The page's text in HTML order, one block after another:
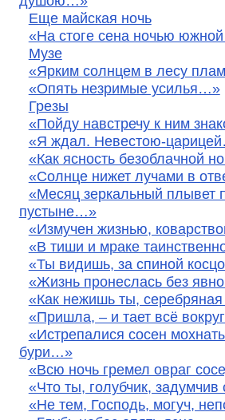
Еще майская ночь
«На стоге сена ночью
Музе
«Ярким солнцем в лесу
«Опять незримые усилья…»
Грезы
«Пойду навстречу к ним
«Я ждал. Невестою-
«Как ясность безоблачной
«Солнце нижет лучами в
«Месяц зеркальный плывет
пустыне…»
«Измучен жизнью,
«В тиши и мраке
«Ты видишь, за спиной
«Жизнь пронеслась без
«Как нежишь ты,
«Пришла, – и тает всё
«Истрепалися сосен
бури…»
«Всю ночь гремел овраг
«Что ты, голубчик,
«Не тем, Господь, могуч,